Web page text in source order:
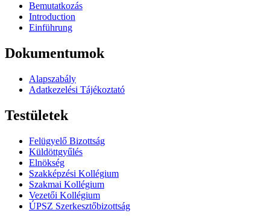
Bemutatkozás
Introduction
Einführung
Dokumentumok
Alapszabály
Adatkezelési Tájékoztató
Testületek
Felügyelő Bizottság
Küldöttgyűlés
Elnökség
Szakképzési Kollégium
Szakmai Kollégium
Vezetői Kollégium
ÚPSZ Szerkesztőbizottság